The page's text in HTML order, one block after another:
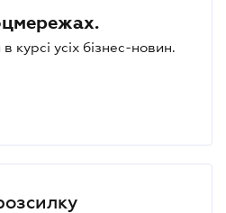
курсі усіх бізнес-новин.